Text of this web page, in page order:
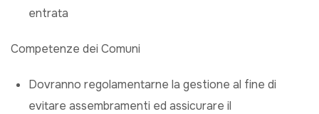
entrata
Competenze dei Comuni
Dovranno regolamentarne la gestione al fine di
evitare assembramenti ed assicurare il